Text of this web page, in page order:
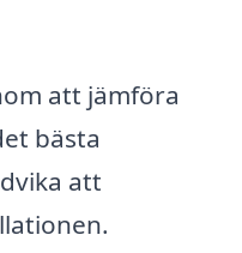
att jämföra
bästa
att